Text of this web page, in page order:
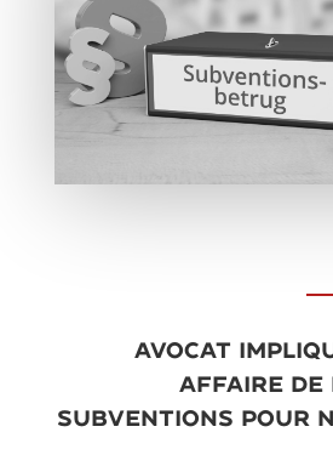
Avocat
affaire de
subventions pour